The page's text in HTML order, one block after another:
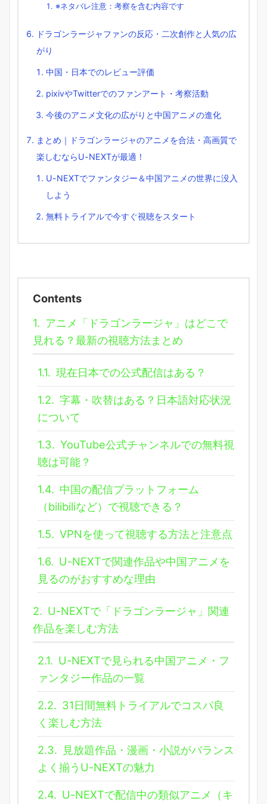
※ネタバレ注意：考察を含む内容です
ドラゴンラージャファンの反応・二次創作と人気の広
がり
中国・日本でのレビュー評価
pixivやTwitterでのファンアート・考察活動
今後のアニメ文化の広がりと中国アニメの進化
まとめ｜ドラゴンラージャのアニメを合法・高画質で
楽しむならU-NEXTが最適！
U-NEXTでファンタジー＆中国アニメの世界に没入
しよう
無料トライアルで今すぐ視聴をスタート
Contents
1. アニメ「ドラゴンラージャ」はどこで
見れる？最新の視聴方法まとめ
1.1. 現在日本での公式配信はある？
1.2. 字幕・吹替はある？日本語対応状況
について
1.3. YouTube公式チャンネルでの無料視
聴は可能？
1.4. 中国の配信プラットフォーム
（bilibiliなど）で視聴できる？
1.5. VPNを使って視聴する方法と注意点
1.6. U-NEXTで関連作品や中国アニメを
見るのがおすすめな理由
2. U-NEXTで「ドラゴンラージャ」関連
作品を楽しむ方法
2.1. U-NEXTで見られる中国アニメ・フ
ァンタジー作品の一覧
2.2. 31日間無料トライアルでコスパ良
く楽しむ方法
2.3. 見放題作品・漫画・小説がバランス
よく揃うU-NEXTの魅力
2.4. U-NEXTで配信中の類似アニメ（キ